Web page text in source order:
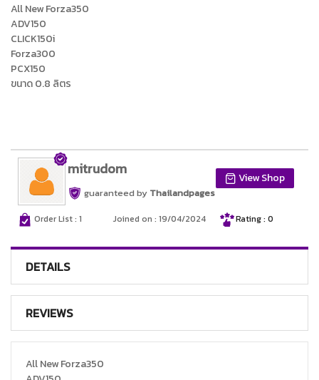
All New Forza350
ADV150
CLICK150i
Forza300
PCX150
ขนาด 0.8 ลิตร
mitrudom
guaranteed by Thailandpages
View Shop
Order List : 1 Joined on : 19/04/2024 Rating : 0
DETAILS
REVIEWS
All New Forza350